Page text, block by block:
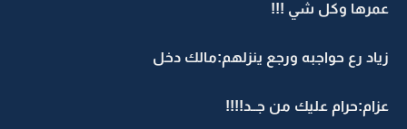
عمرها وكل شي !!!
زياد رع حواجبه ورجع ينزلهم:مالك دخل
عزام:حرام عليك من جــد!!!!